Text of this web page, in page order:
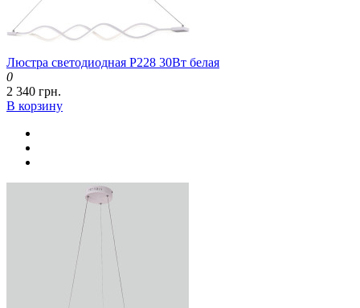
Люстра светодиодная P228 30Вт белая
0
2 340 грн.
В корзину